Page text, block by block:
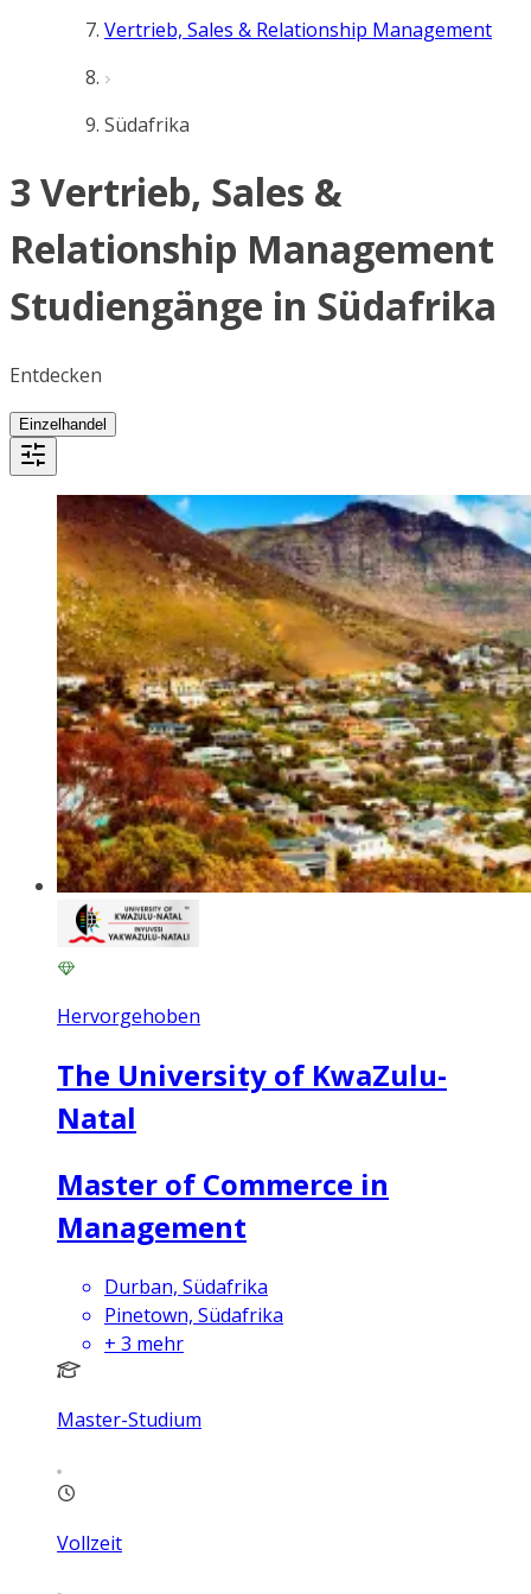
Vertrieb, Sales & Relationship Management
Südafrika
3 Vertrieb, Sales &
Relationship Management
Studiengänge in Südafrika
Entdecken
Einzelhandel
Hervorgehoben
The University of KwaZulu-
Natal
Master of Commerce in
Management
Durban, Südafrika
Pinetown, Südafrika
+ 3 mehr
Master-Studium
Vollzeit